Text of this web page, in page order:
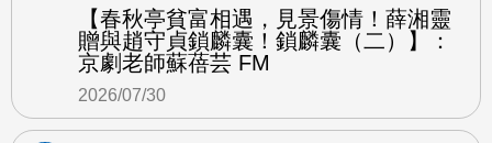
【春秋亭貧富相遇，見景傷情！薛湘靈
贈與趙守貞鎖麟囊！鎖麟囊（二）】：
京劇老師蘇蓓芸 FM
2026/07/30